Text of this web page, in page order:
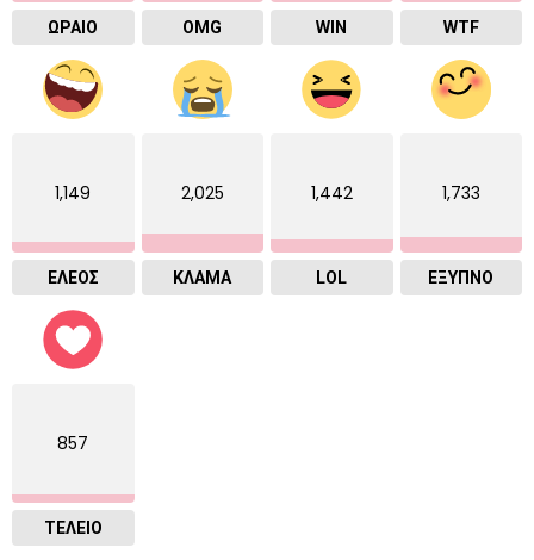
ΩΡΑΙΟ OMG WIN WTF
1,149
ΕΛΕΟΣ
2,025
ΚΛΑΜΑ
1,442
LOL
1,733
ΈΞΥΠΝΟ
857
ΤΕΛΕΙΟ